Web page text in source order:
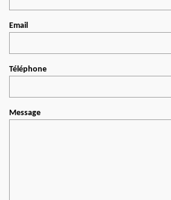
Email
Téléphone
Message